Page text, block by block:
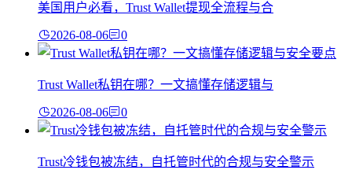
美国用户必看，Trust Wallet提现全流程与合
2026-08-06 0
Trust Wallet私钥在哪？一文搞懂存储逻辑与
2026-08-06 0
Trust冷钱包被冻结，自托管时代的合规与安全警示